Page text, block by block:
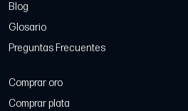
Blog
Glosario
Preguntas Frecuentes
Comprar oro
Comprar plata